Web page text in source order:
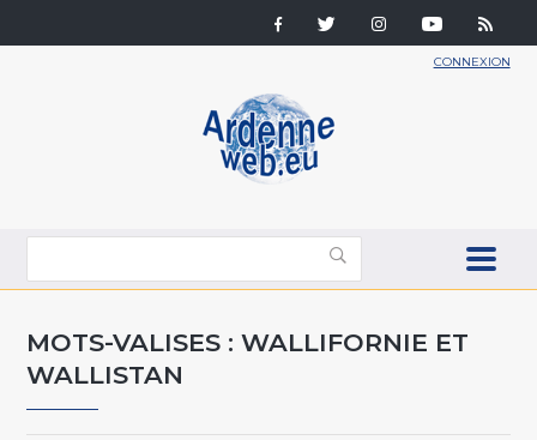
CONNEXION
MOTS-VALISES : WALLIFORNIE ET
WALLISTAN